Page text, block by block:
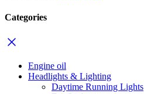
Categories
Engine oil
Headlights & Lighting
Daytime Running Lights